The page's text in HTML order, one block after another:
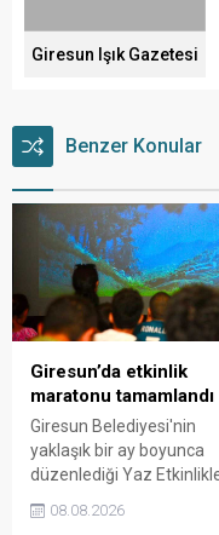
Giresun Işık Gazetesi
Benzer Konular
Giresun’da etkinlik
maratonu tamamlandı
Giresun Belediyesi'nin
yaklaşık bir ay boyunca
düzenlediği Yaz
binlerce vatandaşı kültür,
sanat ve eğlenceyle
08.08.2026